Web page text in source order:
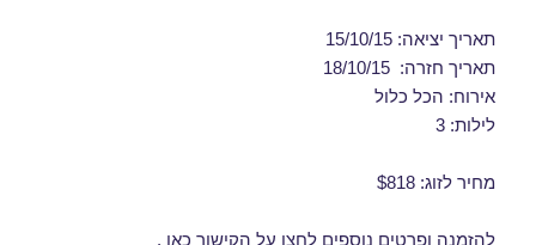
תאריך יציאה: 15/10/15
תאריך חזרה: 18/10/15
אירוח: הכל כלול
לילות: 3
מחיר לזוג: $818
להזמנה ופרטים נוספים לחצו על הקישור כאן .